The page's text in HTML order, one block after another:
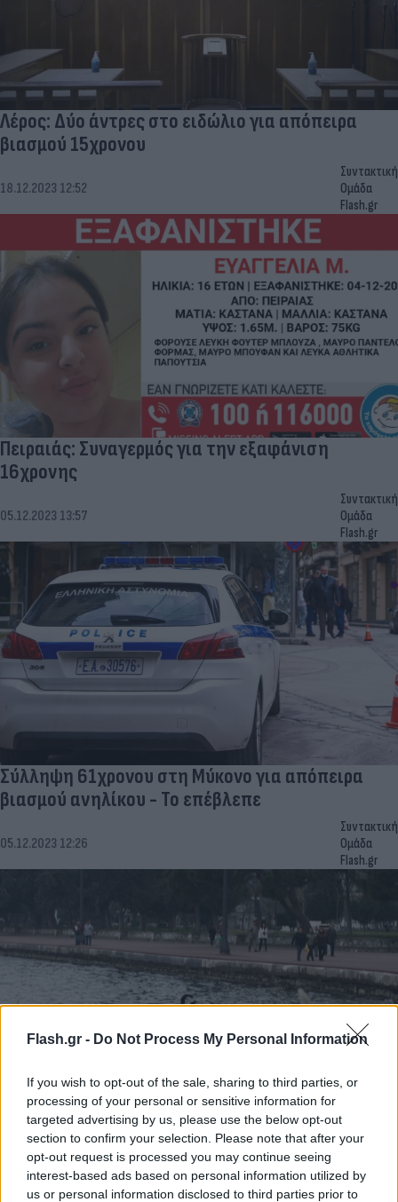
Flash.gr - Do Not Process My Personal Information
If you wish to opt-out of the sale, sharing to third parties, or
processing of your personal or sensitive information for
targeted advertising by us, please use the below opt-out
section to confirm your selection. Please note that after your
opt-out request is processed you may continue seeing
interest-based ads based on personal information utilized by
us or personal information disclosed to third parties prior to
Λέρος: Δύο άντρες στο ειδώλιο για απόπειρα
βιασμού 15χρονου
18.12.2023 12:52
Συντακτική
Ομάδα
Flash.gr
Πειραιάς: Συναγερμός για την εξαφάνιση
16χρονης
05.12.2023 13:57
Συντακτική
Ομάδα
Flash.gr
Σύλληψη 61χρονου στη Μύκονο για απόπειρα
βιασμού ανηλίκου - Το επέβλεπε
05.12.2023 12:26
Συντακτική
Ομάδα
Flash.gr
Αδέσποτα σκυλιά επιτέθηκαν και τραυμάτισαν
12χρονο στον Βόλο
05.12.2023 12:20
Ομάδα
Flash.gr